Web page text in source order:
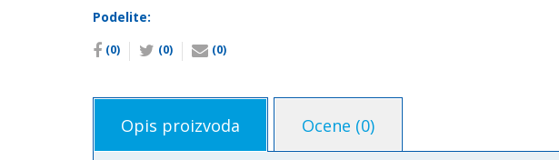
Podelite:
(0) (0) (0)
Opis proizvoda Ocene (0)